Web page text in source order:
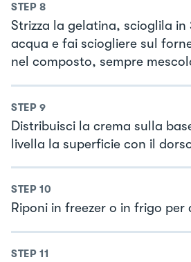
STEP 8
Strizza la gelatina, scioglila
acqua e fai sciogliere sul
nel composto, sempre
STEP 9
Distribuisci la crema sulla
livella la superficie con il
STEP 10
Riponi in freezer o in frigo
STEP 11